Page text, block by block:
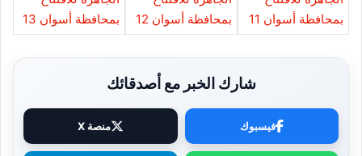
شارك الخبر مع أصدقائك
فيسبوك منصة X